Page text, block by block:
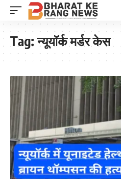
Tag:न्यूयॉर्क मर्डर केस